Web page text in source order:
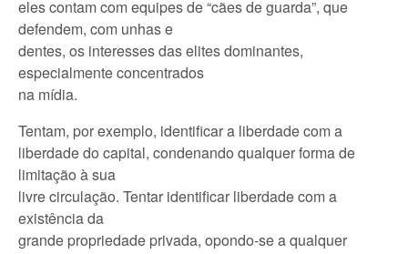
eles contam com equipes de “cães de guarda”, que
defendem, com unhas e
dentes, os interesses das elites dominantes,
especialmente concentrados
na mídia.
Tentam, por exemplo, identificar a liberdade com a
liberdade do capital, condenando qualquer forma de
limitação à sua
livre circulação. Tentar identificar liberdade com a
existência da
grande propriedade privada, opondo-se a qualquer